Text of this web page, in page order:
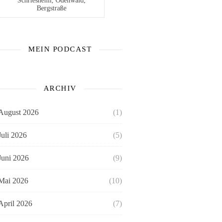
Bergstraße
MEIN PODCAST
ARCHIV
2026 (1)
2026 (5)
2026 (9)
2026 (10)
2026 (7)